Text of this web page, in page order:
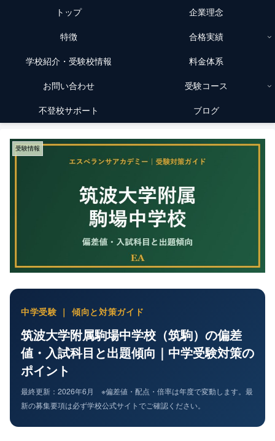
トップ 企業理念
特徴 合格実績
学校紹介・受験校情報 料金体系
お問い合わせ 受験コース
不登校サポート ブログ
受験情報
中学受験 ｜ 傾向と対策ガイド
筑波大学附属駒場中学校（筑駒）の偏差
値・入試科目と出題傾向｜中学受験対策の
ポイント
最終更新：2026年6月 ※偏差値・配点・倍率は年度で変動します。最
新の募集要項は必ず学校公式サイトでご確認ください。